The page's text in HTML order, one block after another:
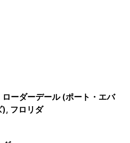
ローダーデール (ポート・エバ
), フロリダ